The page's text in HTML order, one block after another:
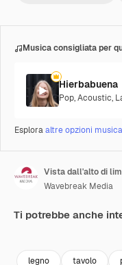
Musica consigliata per
Hierbabuena
Pop,Acoustic,
Esploraaltre opzioni
Vista dall'alto di
Wavebreak Media
Ti potrebbe anche
legno tavolo